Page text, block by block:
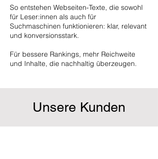
So entstehen Webseiten-Texte, die sowohl
für Leser:innen als auch für
Suchmaschinen funktionieren: klar, relevant
und konversionsstark.
Für bessere Rankings, mehr Reichweite
und Inhalte, die nachhaltig überzeugen.
Unsere Kunden